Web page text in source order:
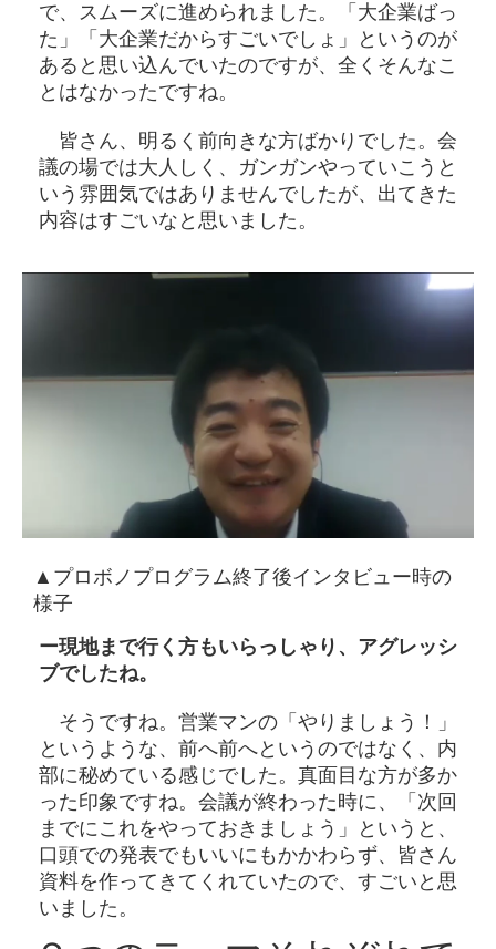
で、スムーズに進められました。「大企業ばっ
た」「大企業だからすごいでしょ」というのが
あると思い込んでいたのですが、全くそんなこ
とはなかったですね。
皆さん、明るく前向きな方ばかりでした。会
議の場では大人しく、ガンガンやっていこうと
いう雰囲気ではありませんでしたが、出てきた
内容はすごいなと思いました。
▲プロボノプログラム終了後インタビュー時の
様子
ー現地まで行く方もいらっしゃり、アグレッシ
ブでしたね。
そうですね。営業マンの「やりましょう！」
というような、前へ前へというのではなく、内
部に秘めている感じでした。真面目な方が多か
った印象ですね。会議が終わった時に、「次回
までにこれをやっておきましょう」というと、
口頭での発表でもいいにもかかわらず、皆さん
資料を作ってきてくれていたので、すごいと思
いました。